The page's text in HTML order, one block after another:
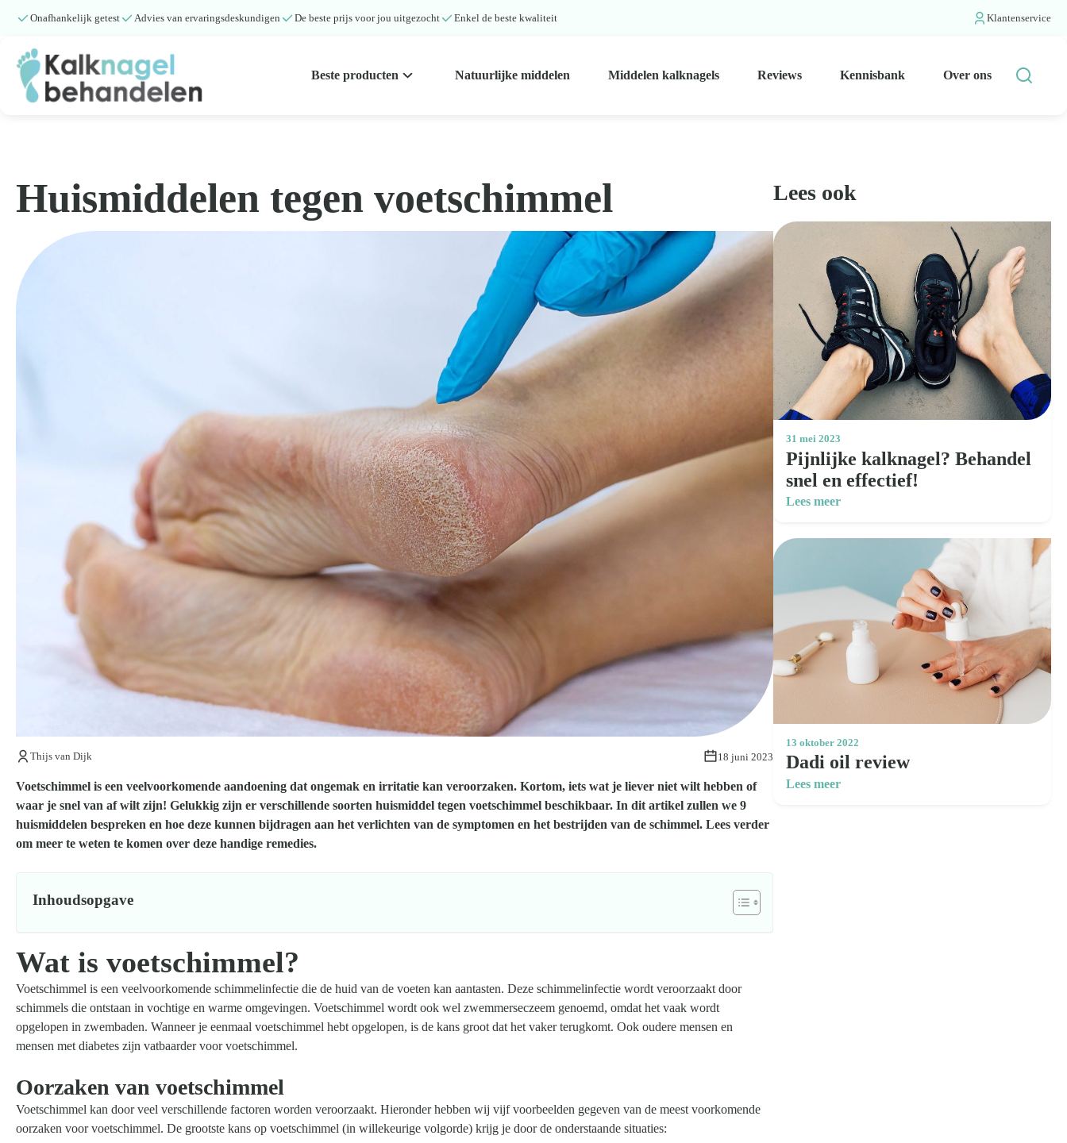
Onafhankelijk getest Advies van ervaringsdeskundigen De beste prijs voor jou uitgezocht Enkel de beste kwaliteit Klantenservice
Beste producten Natuurlijke middelen Middelen kalknagels Reviews Kennisbank Over ons
Natuurlijke middelen
Middelen kalknagels
Reviews
Kom van je kalknagels af
Huismiddelen tegen voetschimmel
Thijs van Dijk 18 juni 2023
Voetschimmel is een veelvoorkomende aandoening dat ongemak en irritatie kan veroorzaken. Kortom, iets wat je liever niet wilt hebben of
waar je snel van af wilt zijn! Gelukkig zijn er verschillende soorten huismiddel tegen voetschimmel beschikbaar. In dit artikel zullen we 9
huismiddelen bespreken en hoe deze kunnen bijdragen aan het verlichten van de symptomen en het bestrijden van de schimmel. Lees verder
om meer te weten te komen over deze handige remedies.
Inhoudsopgave
Wat is voetschimmel?
Voetschimmel is een veelvoorkomende schimmelinfectie die de huid van de voeten kan aantasten. Deze schimmelinfectie wordt veroorzaakt door
schimmels die ontstaan in vochtige en warme omgevingen. Voetschimmel wordt ook wel zwemmerseczeem genoemd, omdat het vaak wordt
opgelopen in zwembaden. Wanneer je eenmaal voetschimmel hebt opgelopen, is de kans groot dat het vaker terugkomt. Ook oudere mensen en
mensen met diabetes zijn vatbaarder voor voetschimmel.
Oorzaken van voetschimmel
Voetschimmel kan door veel verschillende factoren worden veroorzaakt. Hieronder hebben wij vijf voorbeelden gegeven van de meest voorkomende
oorzaken voor voetschimmel. De grootste kans op voetschimmel (in willekeurige volgorde) krijg je door de onderstaande situaties:
Lees ook
31 mei 2023
Pijnlijke kalknagel? Behandel
snel en effectief!
Lees meer
13 oktober 2022
Dadi oil review
Lees meer